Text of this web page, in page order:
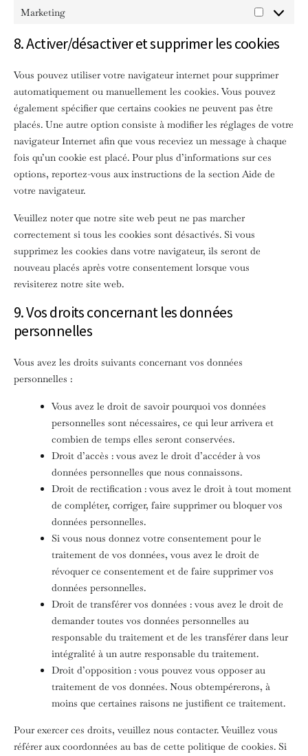
Marketing MARKETING
8. Activer/désactiver et supprimer les cookies
Vous pouvez utiliser votre navigateur internet pour supprimer
automatiquement ou manuellement les cookies. Vous pouvez
également spécifier que certains cookies ne peuvent pas être
placés. Une autre option consiste à modifier les réglages de votre
navigateur Internet afin que vous receviez un message à chaque
fois qu’un cookie est placé. Pour plus d’informations sur ces
options, reportez-vous aux instructions de la section Aide de
votre navigateur.
Veuillez noter que notre site web peut ne pas marcher
correctement si tous les cookies sont désactivés. Si vous
supprimez les cookies dans votre navigateur, ils seront de
nouveau placés après votre consentement lorsque vous
revisiterez notre site web.
9. Vos droits concernant les données
personnelles
Vous avez les droits suivants concernant vos données
personnelles :
Vous avez le droit de savoir pourquoi vos données
personnelles sont nécessaires, ce qui leur arrivera et
combien de temps elles seront conservées.
Droit d’accès : vous avez le droit d’accéder à vos
données personnelles que nous connaissons.
Droit de rectification : vous avez le droit à tout moment
de compléter, corriger, faire supprimer ou bloquer vos
données personnelles.
Si vous nous donnez votre consentement pour le
traitement de vos données, vous avez le droit de
révoquer ce consentement et de faire supprimer vos
données personnelles.
Droit de transférer vos données : vous avez le droit de
demander toutes vos données personnelles au
responsable du traitement et de les transférer dans leur
intégralité à un autre responsable du traitement.
Droit d’opposition : vous pouvez vous opposer au
traitement de vos données. Nous obtempérerons, à
moins que certaines raisons ne justifient ce traitement.
Pour exercer ces droits, veuillez nous contacter. Veuillez vous
référer aux coordonnées au bas de cette politique de cookies. Si